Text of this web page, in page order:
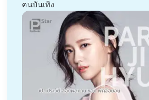
คนบันเทิง